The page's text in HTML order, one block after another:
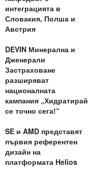
интеграцията в
Словакия, Полша и
Австрия
DEVIN Минерална и
Дженерали
Застраховане
разширяват
националната
кампания „Хидратирай
се точно сега!“
SE и AMD представят
първия референтен
дизайн на
платформата Helios